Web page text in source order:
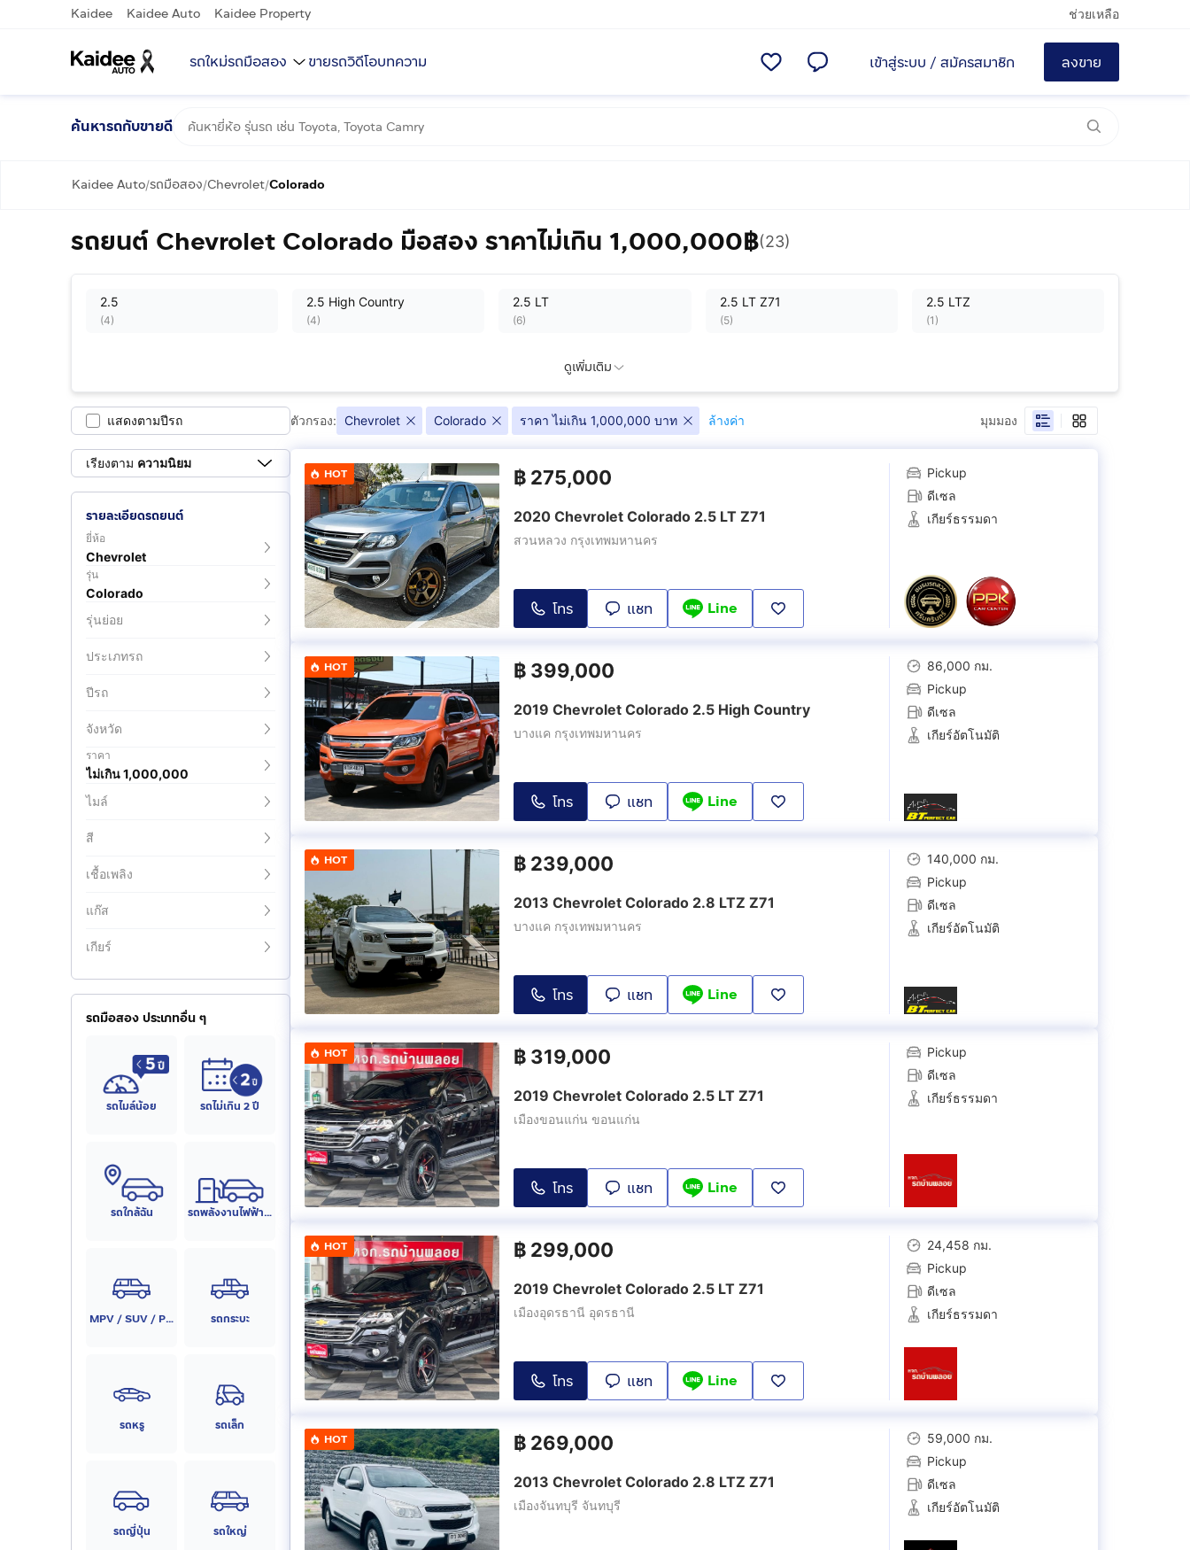
Kaidee Kaidee Auto Kaidee Property ช่วยเหลือ
รถใหม่รถมือสอง ขายรถวิดีโอบทความ เข้าสู่ระบบ / สมัครสมาชิก ลงขาย
ค้นหารถกับขายดี
Kaidee Auto/รถมือสอง/Chevrolet/Colorado
รถยนต์ Chevrolet Colorado มือสอง ราคาไม่เกิน 1,000,000฿(23)
2.5
(4)
2.5 High Country
(4)
2.5 LT
(6)
2.5 LT Z71
(5)
2.5 LTZ
(1 )
ดูเพิ่มเติม
แสดงตามปีรถ
เรียงตาม ความนิยม
รายละเอียดรถยนต์
ยี่ห้อ
Chevrolet
รุ่น
Colorado
รุ่นย่อย
ประเภทรถ
ปีรถ
จังหวัด
ราคา
ไม่เกิน 1,000,000
ไมล์
สี
เชื้อเพลิง
แก๊ส
เกียร์
รถมือสอง ประเภทอื่น ๆ
รถไมล์น้อย รถไม่เกิน 2 ปี
รถใกล้ฉัน รถพลังงานไฟฟ้า (EV)
MPV / SUV / PPV รถกระบะ
รถหรู รถเล็ก
รถญี่ปุ่น รถใหญ่
ตัวกรอง: Chevrolet Colorado ราคา ไม่เกิน 1,000,000 บาท ล้างค่า มุมมอง
HOT ฿ 275,000
2020 Chevrolet Colorado 2.5 LT Z71
สวนหลวง กรุงเทพมหานคร
โทร แชท Line
Pickup
ดีเซล
เกียร์ธรรมดา
HOT ฿ 399,000
2019 Chevrolet Colorado 2.5 High Country
บางแค กรุงเทพมหานคร
โทร แชท Line
86,000 กม.
Pickup
ดีเซล
เกียร์อัตโนมัติ
HOT ฿ 239,000
2013 Chevrolet Colorado 2.8 LTZ Z71
บางแค กรุงเทพมหานคร
โทร แชท Line
140,000 กม.
Pickup
ดีเซล
เกียร์อัตโนมัติ
HOT ฿ 319,000
2019 Chevrolet Colorado 2.5 LT Z71
เมืองขอนแก่น ขอนแก่น
โทร แชท Line
Pickup
ดีเซล
เกียร์ธรรมดา
HOT ฿ 299,000
2019 Chevrolet Colorado 2.5 LT Z71
เมืองอุดรธานี อุดรธานี
โทร แชท Line
24,458 กม.
Pickup
ดีเซล
เกียร์ธรรมดา
HOT ฿ 269,000
2013 Chevrolet Colorado 2.8 LTZ Z71
เมืองจันทบุรี จันทบุรี
59,000 กม.
Pickup
ดีเซล
เกียร์อัตโนมัติ